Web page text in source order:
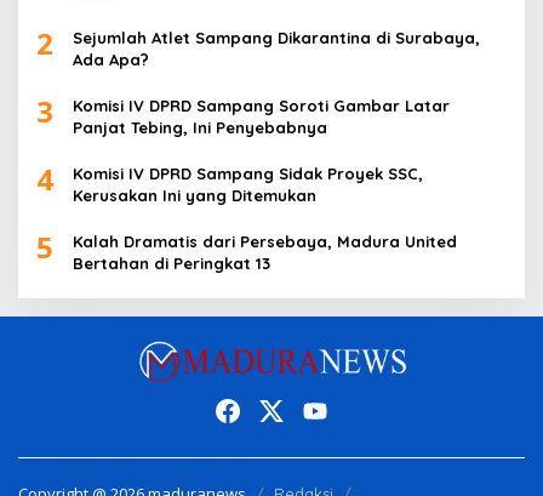
2
Sejumlah Atlet Sampang Dikarantina di Surabaya,
Ada Apa?
3
Komisi IV DPRD Sampang Soroti Gambar Latar
Panjat Tebing, Ini Penyebabnya
4
Komisi IV DPRD Sampang Sidak Proyek SSC,
Kerusakan Ini yang Ditemukan
5
Kalah Dramatis dari Persebaya, Madura United
Bertahan di Peringkat 13